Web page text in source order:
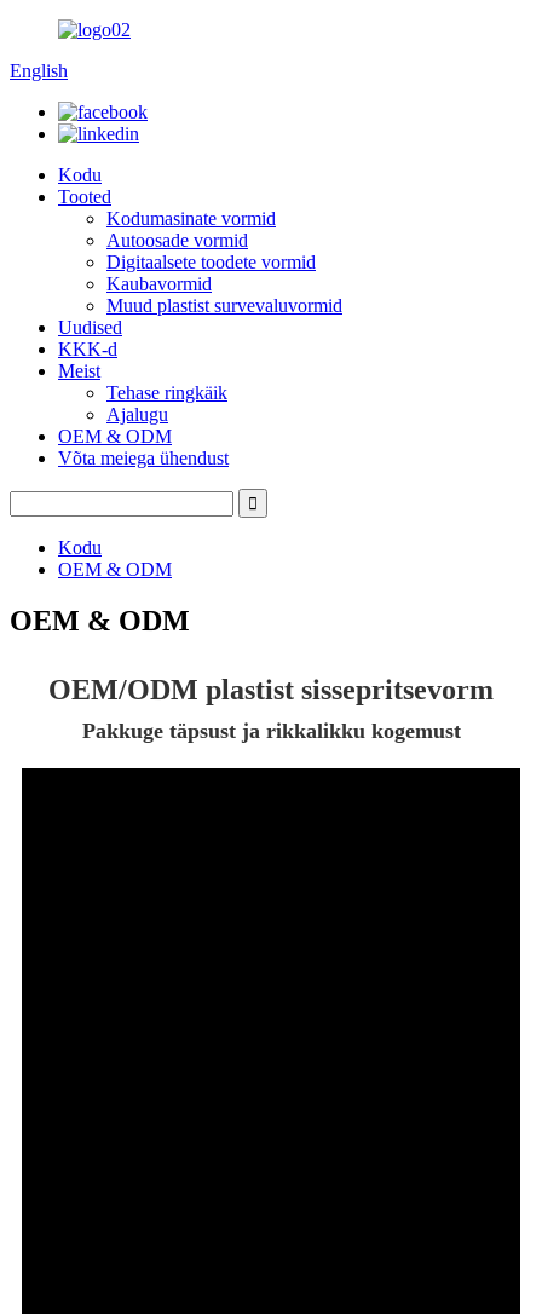
English
Kodu
Tooted
Kodumasinate vormid
Autoosade vormid
Digitaalsete toodete vormid
Kaubavormid
Muud plastist survevaluvormid
Uudised
KKK-d
Meist
Tehase ringkäik
Ajalugu
OEM & ODM
Võta meiega ühendust
Kodu
OEM & ODM
OEM & ODM
OEM/ODM plastist sissepritsevorm
Pakkuge täpsust ja rikkalikku kogemust